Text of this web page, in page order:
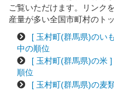
ご覧いただけます。リンク
産量が多い全国市町村のト
[ 玉村町(群馬県)のい
中の順位
[ 玉村町(群馬県)の米
順位
[ 玉村町(群馬県)の麦